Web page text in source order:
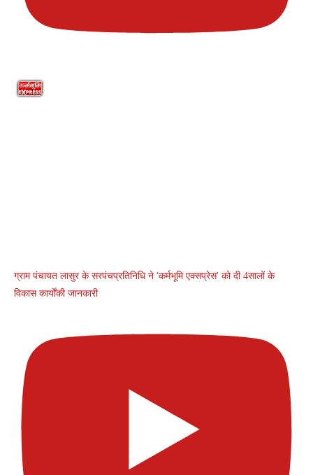
ग्राम पंचायत लासुर के सरपंचप्रतिनिधि ने 'कर्मभूमि एक्सप्रेस' को दी 4सालों के
विकास कार्योंकी जानकारी